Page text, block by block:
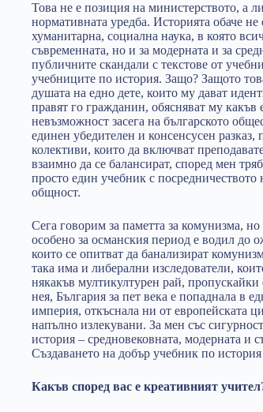
Това не е позиция на министерството, а
нормативната уредба. Историята обаче
хуманитарна, социална наука, в която
съвременната, но и за модерната и за
публичните скандали с текстове от
учебниците по история. Защо? Защото
душата на едно дете, които му дават
правят го гражданин, обясняват му
невъзможност засега на българското
единен убедителен и консенсусен
колективи, които да включват
взаимно да се балансират, според мен
просто един учебник с посредничеството
общност.
Сега говорим за паметта за комунизма,
особено за османския период е водил до
които се опитват да банализират
така има и либерални изследователи,
някакъв мултикултурен рай,
нея, България за пет века е попаднала в
империя, откъснала ни от европейската
напълно излекувани. За мен със
история – средновековната, модерната и
Създаването на добър учебник по
Какъв според вас е креативният